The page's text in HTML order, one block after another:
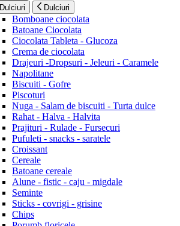
Dulciuri Dulciuri
Bomboane ciocolata
Batoane Ciocolata
Ciocolata Tableta - Glucoza
Crema de ciocolata
Drajeuri -Dropsuri - Jeleuri - Caramele
Napolitane
Biscuiti - Gofre
Piscoturi
Nuga - Salam de biscuiti - Turta dulce
Rahat - Halva - Halvita
Prajituri - Rulade - Fursecuri
Pufuleti - snacks - saratele
Croissant
Cereale
Batoane cereale
Alune - fistic - caju - migdale
Seminte
Sticks - covrigi - grisine
Chips